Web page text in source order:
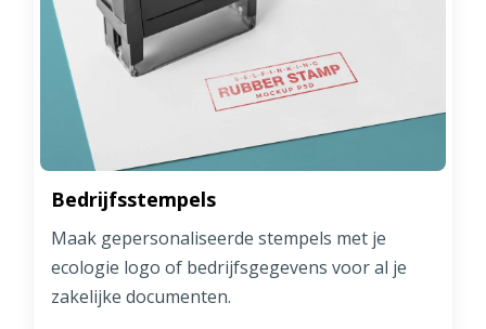
Bedrijfsstempels
Maak gepersonaliseerde stempels met je
ecologie logo of bedrijfsgegevens voor al je
zakelijke documenten.